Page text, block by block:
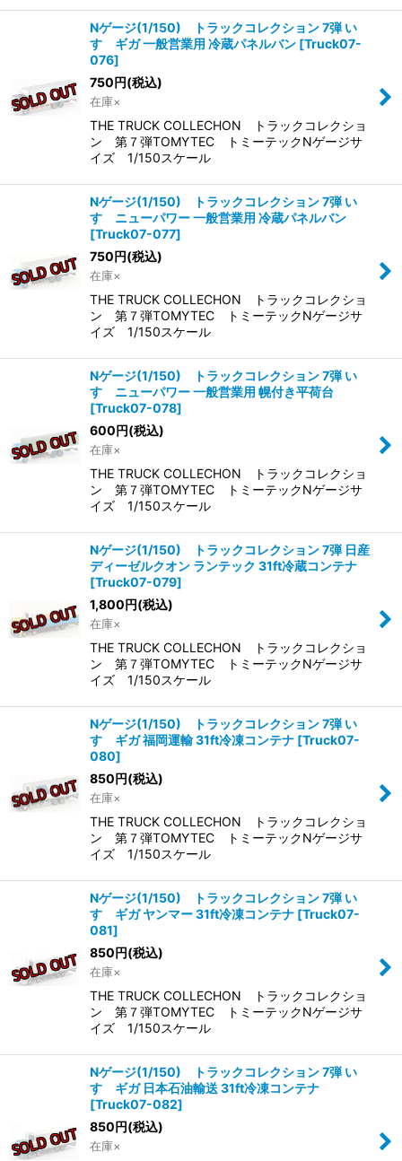
Nゲージ(1/150) トラックコレクション 7弾 い
すゞギガ 一般営業用 冷蔵パネルバン [Truck07-
076]
750円(税込)
在庫×
THE TRUCK COLLECHON トラックコレクショ
ン 第７弾TOMYTEC トミーテックNゲージサ
イズ 1/150スケール
Nゲージ(1/150) トラックコレクション 7弾 い
すゞニューパワー 一般営業用 冷蔵パネルバン
[Truck07-077]
750円(税込)
在庫×
THE TRUCK COLLECHON トラックコレクショ
ン 第７弾TOMYTEC トミーテックNゲージサ
イズ 1/150スケール
Nゲージ(1/150) トラックコレクション 7弾 い
すゞニューパワー 一般営業用 幌付き平荷台
[Truck07-078]
600円(税込)
在庫×
THE TRUCK COLLECHON トラックコレクショ
ン 第７弾TOMYTEC トミーテックNゲージサ
イズ 1/150スケール
Nゲージ(1/150) トラックコレクション 7弾 日産
ディーゼルクオン ランテック 31ft冷蔵コンテナ
[Truck07-079]
1,800円(税込)
在庫×
THE TRUCK COLLECHON トラックコレクショ
ン 第７弾TOMYTEC トミーテックNゲージサ
イズ 1/150スケール
Nゲージ(1/150) トラックコレクション 7弾 い
すゞギガ 福岡運輸 31ft冷凍コンテナ [Truck07-
080]
850円(税込)
在庫×
THE TRUCK COLLECHON トラックコレクショ
ン 第７弾TOMYTEC トミーテックNゲージサ
イズ 1/150スケール
Nゲージ(1/150) トラックコレクション 7弾 い
すゞギガ ヤンマー 31ft冷凍コンテナ [Truck07-
081]
850円(税込)
在庫×
THE TRUCK COLLECHON トラックコレクショ
ン 第７弾TOMYTEC トミーテックNゲージサ
イズ 1/150スケール
Nゲージ(1/150) トラックコレクション 7弾 い
すゞギガ 日本石油輸送 31ft冷凍コンテナ
[Truck07-082]
850円(税込)
在庫×